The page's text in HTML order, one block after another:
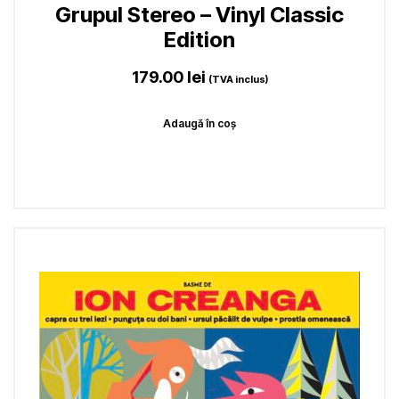
Grupul Stereo – Vinyl Classic
Edition
179.00 lei (TVA inclus)
Adaugă în coș